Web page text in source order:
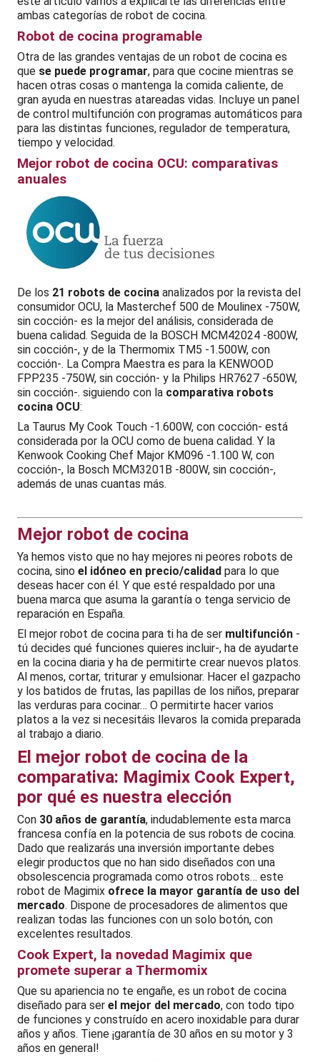
ambas categorías de robot de cocina.
Robot de cocina programable
Otra de las grandes ventajas de un robot de cocina es
que se puede programar, para que cocine mientras se
hacen otras cosas o mantenga la comida caliente, de
gran ayuda en nuestras atareadas vidas. Incluye un panel
de control multifunción con programas automáticos para
para las distintas funciones, regulador de temperatura,
tiempo y velocidad.
Mejor robot de cocina OCU: comparativas
anuales
De los 21 robots de cocina analizados por la revista del
consumidor OCU, la Masterchef 500 de Moulinex -750W,
sin cocción- es la mejor del análisis, considerada de
buena calidad. Seguida de la BOSCH MCM42024 -800W,
sin cocción-, y de la Thermomix TM5 -1.500W, con
cocción-. La Compra Maestra es para la KENWOOD
FPP235 -750W, sin cocción- y la Philips HR7627 -650W,
sin cocción-. siguiendo con la comparativa robots
cocina OCU:
La Taurus My Cook Touch -1.600W, con cocción- está
considerada por la OCU como de buena calidad. Y la
Kenwook Cooking Chef Major KM096 -1.100 W, con
cocción-, la Bosch MCM3201B -800W, sin cocción-,
además de unas cuantas más.
Mejor robot de cocina
Ya hemos visto que no hay mejores ni peores robots de
cocina, sino el idóneo en precio/calidad para lo que
deseas hacer con él. Y que esté respaldado por una
buena marca que asuma la garantía o tenga servicio de
reparación en España.
El mejor robot de cocina para ti ha de ser multifunción -
tú decides qué funciones quieres incluir-, ha de ayudarte
en la cocina diaria y ha de permitirte crear nuevos platos.
Al menos, cortar, triturar y emulsionar. Hacer el gazpacho
y los batidos de frutas, las papillas de los niños, preparar
las verduras para cocinar… O permitirte hacer varios
platos a la vez si necesitáis llevaros la comida preparada
al trabajo a diario.
El mejor robot de cocina de la
comparativa: Magimix Cook Expert,
por qué es nuestra elección
Con 30 años de garantía, indudablemente esta marca
francesa confía en la potencia de sus robots de cocina.
Dado que realizarás una inversión importante debes
elegir productos que no han sido diseñados con una
obsolescencia programada como otros robots… este
robot de Magimix ofrece la mayor garantía de uso del
mercado. Dispone de procesadores de alimentos que
realizan todas las funciones con un solo botón, con
excelentes resultados.
Cook Expert, la novedad Magimix que
promete superar a Thermomix
Que su apariencia no te engañe, es un robot de cocina
diseñado para ser el mejor del mercado, con todo tipo
de funciones y construído en acero inoxidable para durar
años y años. Tiene ¡garantía de 30 años en su motor y 3
años en general!